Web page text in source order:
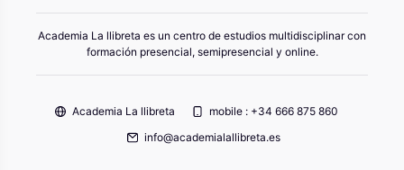
Academia La llibreta es un centro de estudios multidisciplinar con
formación presencial, semipresencial y online.
Academia La llibreta
mobile : +34 666 875 860
info@academialallibreta.es